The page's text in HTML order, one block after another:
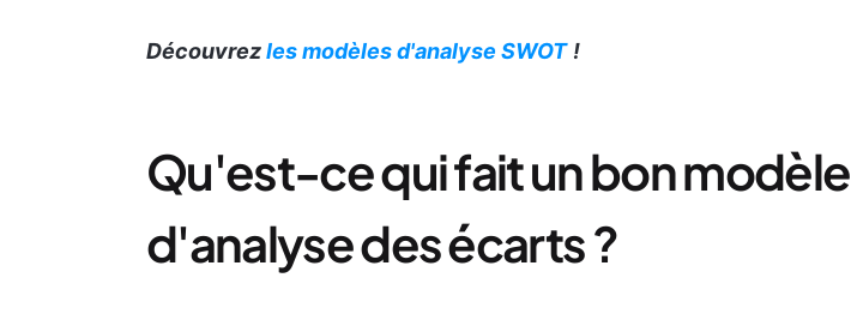
Découvrezles modèles d'analyse SWOT !
Qu'est-ce qui fait un bon modèle
d'analyse des écarts ?